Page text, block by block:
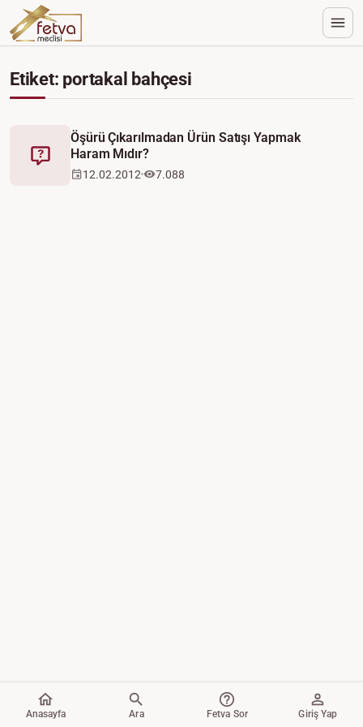
Etiket: portakal bahçesi
Fetva
Öşürü Çıkarılmadan Ürün Satışı Yapmak
Haram Mıdır?
12.02.2012 7.088
Anasayfa Ara Fetva Sor Giriş Yap